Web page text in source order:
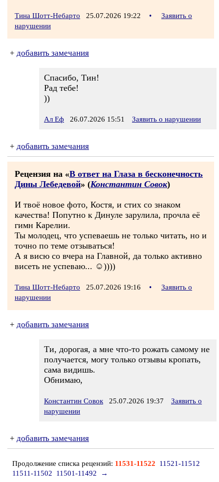
Тина Шотт-Небарто 25.07.2026 19:22 •
Заявить о
нарушении
+ добавить замечания
Спасибо, Тин!
Рад тебе!
))
Ал Еф 26.07.2026 15:51 Заявить о нарушении
+ добавить замечания
Рецензия на «В ответ на Глаза в бесконечность
Дины Лебедевой» (Константин Совок)
И твоё новое фото, Костя, и стих со знаком
качества! Попутно к Динуле зарулила, прочла её
гимн Карелии.
Ты молодец, что успеваешь не только читать, но и
точно по теме отзываться!
А я висю со вчера на Главной, да только активно
висеть не успеваю... ☺))))
Тина Шотт-Небарто 25.07.2026 19:16 •
Заявить о
нарушении
+ добавить замечания
Ти, дорогая, а мне что-то рожать самому не
получается, могу только отзывы кропать,
сама видишь.
Обнимаю,
Константин Совок 25.07.2026 19:37
Заявить о
нарушении
+ добавить замечания
Продолжение списка рецензий: 11531-11522
11521-11512
11511-11502
11501-11492 →